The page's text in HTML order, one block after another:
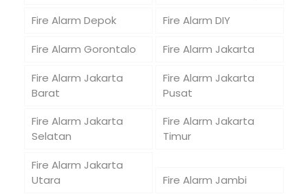
Fire Alarm Depok
Fire Alarm DIY
Fire Alarm Gorontalo
Fire Alarm Jakarta
Fire Alarm Jakarta
Barat
Fire Alarm Jakarta
Pusat
Fire Alarm Jakarta
Selatan
Fire Alarm Jakarta
Timur
Fire Alarm Jakarta
Utara
Fire Alarm Jambi